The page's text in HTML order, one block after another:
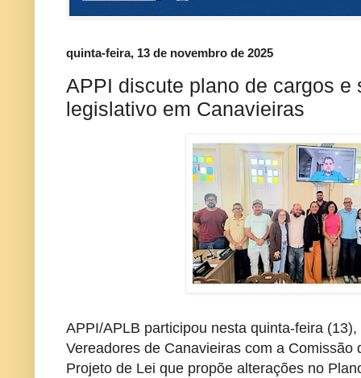
quinta-feira, 13 de novembro de 2025
APPI discute plano de cargos e
legislativo em Canavieiras
APPI/APLB participou nesta quinta-feira
Vereadores de Canavieiras com a Comissão
Projeto de Lei que propõe alterações no